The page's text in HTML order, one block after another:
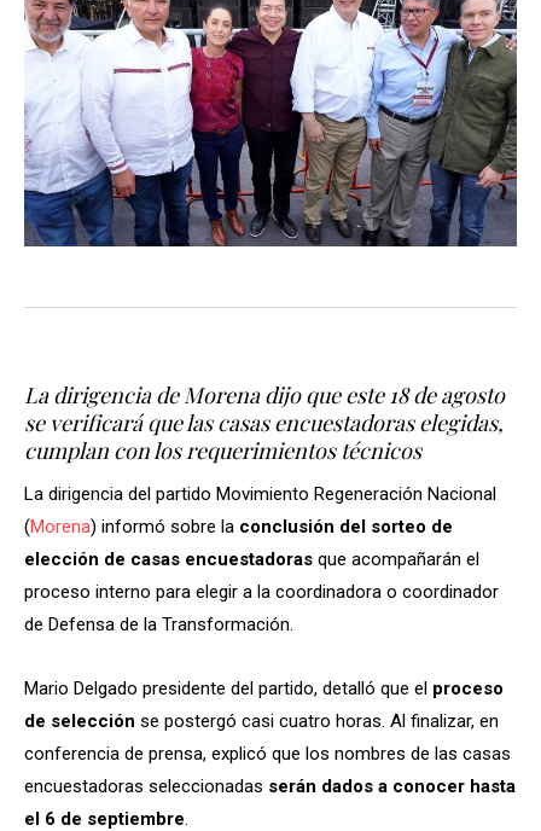
La dirigencia de Morena dijo que este 18 de agosto
se verificará que las casas encuestadoras elegidas,
cumplan con los requerimientos técnicos
La dirigencia del partido Movimiento Regeneración Nacional
(Morena) informó sobre la conclusión del sorteo de
elección de casas encuestadoras que acompañarán el
proceso interno para elegir a la coordinadora o coordinador
de Defensa de la Transformación.
Mario Delgado presidente del partido, detalló que el proceso
de selección se postergó casi cuatro horas. Al finalizar, en
conferencia de prensa, explicó que los nombres de las casas
encuestadoras seleccionadas serán dados a conocer hasta
el 6 de septiembre.